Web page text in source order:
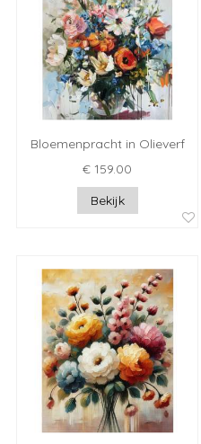
Bloemenpracht in Olieverf
€ 159.00
Bekijk